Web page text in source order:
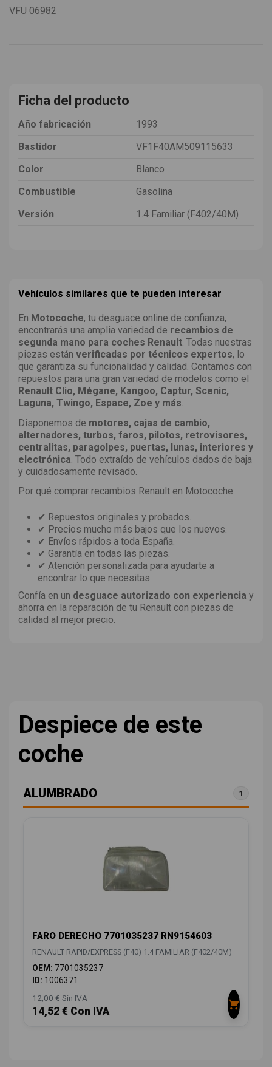
VFU 06982
Ficha del producto
Año fabricación
1993
Bastidor
VF1F40AM509115633
Color
Blanco
Combustible
Gasolina
Versión
1.4 Familiar (F402/40M)
Vehículos similares que te pueden interesar
En Motocoche, tu desguace online de confianza,
encontrarás una amplia variedad de recambios de
segunda mano para coches Renault . Todas nuestras
piezas están verificadas por técnicos expertos, lo
que garantiza su funcionalidad y calidad. Contamos con
repuestos para una gran variedad de modelos como el
Renault Clio, Mégane, Kangoo, Captur, Scenic,
Laguna, Twingo, Espace, Zoe y más
Disponemos de motores, cajas de cambio,
alternadores, turbos, faros, pilotos, retrovisores,
centralitas, paragolpes, puertas, lunas, interiores y
electrónica . Todo extraído de vehículos dados de baja
y cuidadosamente revisado.
Por qué comprar recambios Renault en Motocoche:
✔ Repuestos originales y probados.
✔ Precios mucho más bajos que los nuevos.
✔ Envíos rápidos a toda España.
✔ Garantía en todas las piezas.
✔ Atención personalizada para ayudarte a
encontrar lo que necesitas.
Confía en un desguace autorizado con experiencia y
ahorra en la reparación de tu Renault con piezas de
calidad al mejor precio.
Despiece de este
coche
ALUMBRADO 1
FARO DERECHO 7701035237 RN9154603
RENAULT RAPID/EXPRESS (F40) 1.4 FAMILIAR (F402/40M)
OEM: 7701035237
ID: 1006371
12,00 € Sin IVA
14,52 € Con IVA